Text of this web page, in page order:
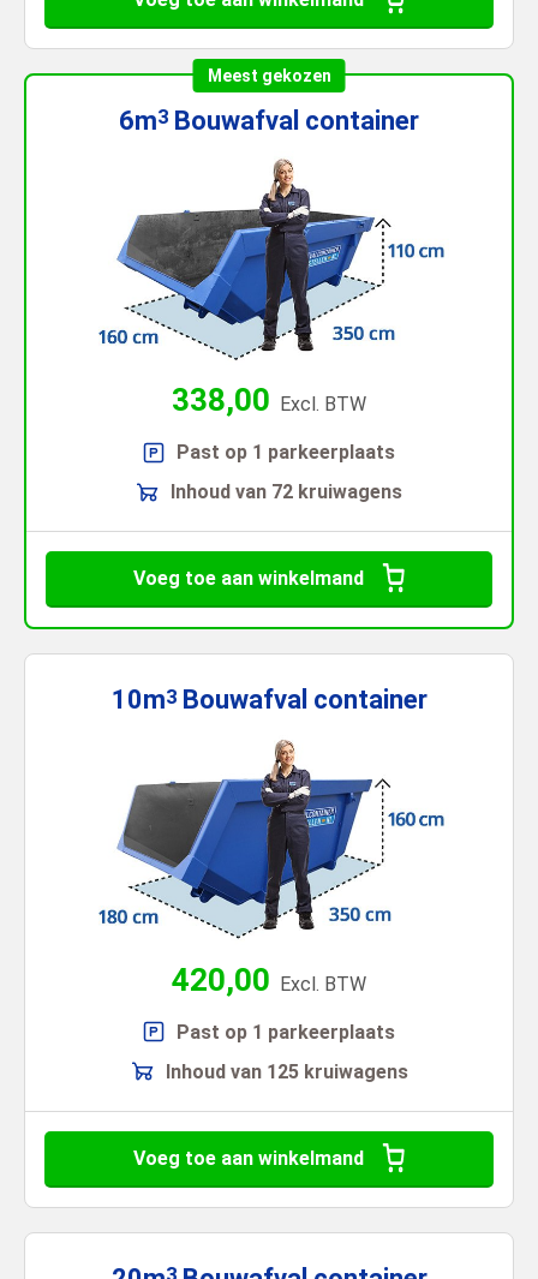
Meest gekozen
6m3 Bouwafval container
338,00 Excl. BTW
Past op 1 parkeerplaats
Inhoud van 72 kruiwagens
Voeg toe aan winkelmand
10m3 Bouwafval container
420,00 Excl. BTW
Past op 1 parkeerplaats
Inhoud van 125 kruiwagens
Voeg toe aan winkelmand